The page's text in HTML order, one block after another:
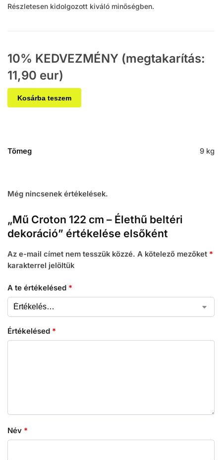
Részletesen kidolgozott kiváló minőségben.
10% KEDVEZMÉNY (megtakarítás:
11,90 eur)
Kosárba teszem
Tömeg 9 kg
Még nincsenek értékelések.
„Mű Croton 122 cm – Élethű beltéri
dekoráció” értékelése elsőként
Az e-mail címet nem tesszük közzé. A kötelező mezőket *
karakterrel jelöltük
A te értékelésed *
Értékelésed *
Név *